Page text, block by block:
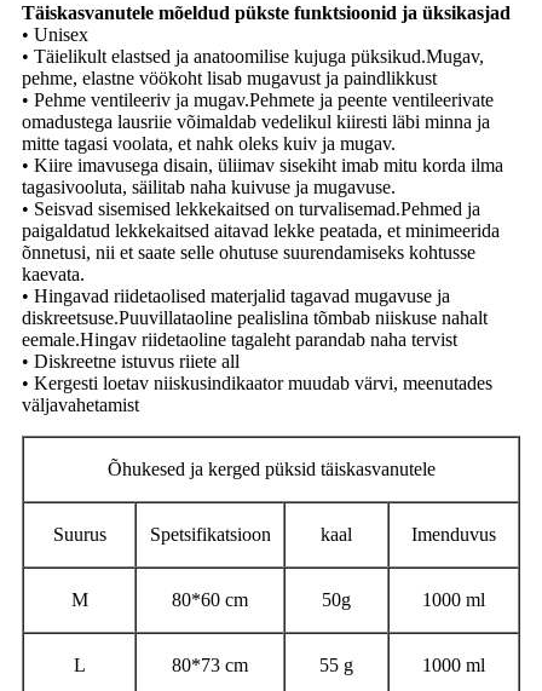
Täiskasvanutele mõeldud pükste funktsioonid ja üksikasjad
• Unisex
• Täielikult elastsed ja anatoomilise kujuga püksikud.Mugav,
pehme, elastne vöökoht lisab mugavust ja paindlikkust
• Pehme ventileeriv ja mugav.Pehmete ja peente ventileerivate
omadustega lausriie võimaldab vedelikul kiiresti läbi minna ja
mitte tagasi voolata, et nahk oleks kuiv ja mugav.
• Kiire imavusega disain, üliimav sisekiht imab mitu korda ilma
tagasivooluta, säilitab naha kuivuse ja mugavuse.
• Seisvad sisemised lekkekaitsed on turvalisemad.Pehmed ja
paigaldatud lekkekaitsed aitavad lekke peatada, et minimeerida
õnnetusi, nii et saate selle ohutuse suurendamiseks kohtusse
kaevata.
• Hingavad riidetaolised materjalid tagavad mugavuse ja
diskreetsuse.Puuvillataoline pealislina tõmbab niiskuse nahalt
eemale.Hingav riidetaoline tagaleht parandab naha tervist
• Diskreetne istuvus riiete all
• Kergesti loetav niiskusindikaator muudab värvi, meenutades
väljavahetamist
Õhukesed ja kerged püksid täiskasvanutele
Suurus Spetsifikatsioon kaal Imenduvus
M 80*60 cm 50g 1000 ml
L 80*73 cm 55 g 1000 ml